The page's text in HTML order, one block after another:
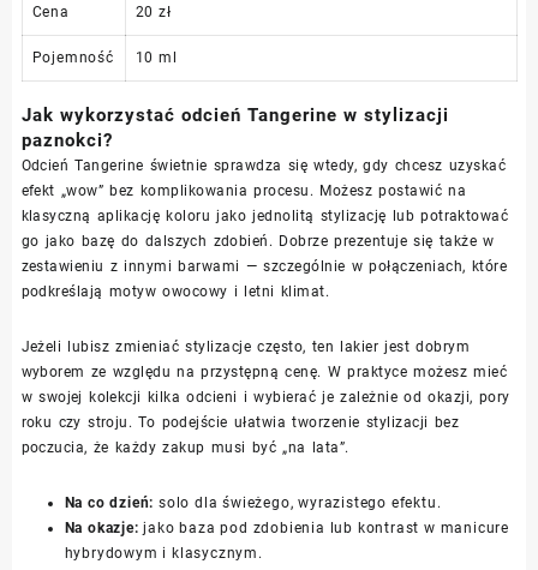
Cena 20 zł
Pojemność 10 ml
Jak wykorzystać odcień Tangerine w stylizacji
paznokci?
Odcień Tangerine świetnie sprawdza się wtedy, gdy chcesz uzyskać
efekt „wow” bez komplikowania procesu. Możesz postawić na
klasyczną aplikację koloru jako jednolitą stylizację lub potraktować
go jako bazę do dalszych zdobień. Dobrze prezentuje się także w
zestawieniu z innymi barwami — szczególnie w połączeniach, które
podkreślają motyw owocowy i letni klimat.
Jeżeli lubisz zmieniać stylizacje często, ten lakier jest dobrym
wyborem ze względu na przystępną cenę. W praktyce możesz mieć
w swojej kolekcji kilka odcieni i wybierać je zależnie od okazji, pory
roku czy stroju. To podejście ułatwia tworzenie stylizacji bez
poczucia, że każdy zakup musi być „na lata”.
Na co dzień: solo dla świeżego, wyrazistego efektu.
Na okazje: jako baza pod zdobienia lub kontrast w manicure
hybrydowym i klasycznym.